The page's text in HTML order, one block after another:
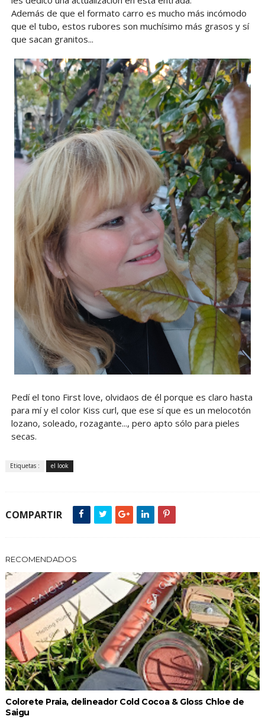
Además de que el formato carro es mucho más incómodo
que el tubo, estos rubores son muchísimo más grasos y sí
que sacan granitos...
Pedí el tono First love, olvidaos de él porque es claro hasta
para mí y el color Kiss curl, que ese sí que es un melocotón
lozano, soleado, rozagante..., pero apto sólo para pieles
secas.
Etiquetas : el look
COMPARTIR
RECOMENDADOS
Colorete Praia, delineador Cold Cocoa & Gloss Chloe de
Saigu